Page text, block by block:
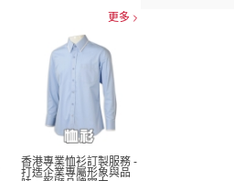
更多
香港專業恤衫訂製服務 -
打造企業專屬形象與品